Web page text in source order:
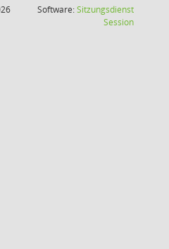
Software:Sitzungsdienst
Session(Wird in